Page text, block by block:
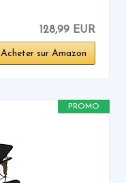
128,99 EUR
Acheter sur Amazon
PROMO